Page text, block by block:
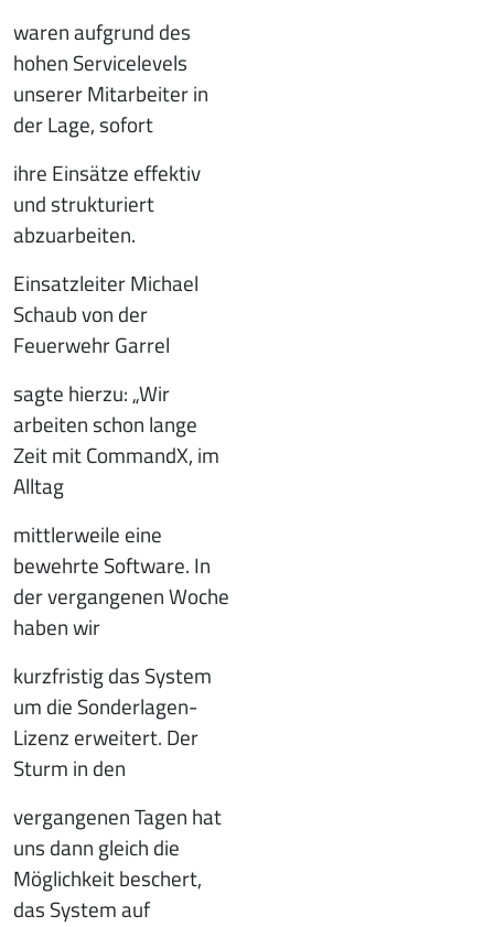
waren aufgrund des
hohen Servicelevels
unserer Mitarbeiter in
der Lage, sofort
ihre Einsätze effektiv
und strukturiert
abzuarbeiten.
Einsatzleiter Michael
Schaub von der
Feuerwehr Garrel
sagte hierzu: „Wir
arbeiten schon lange
Zeit mit CommandX, im
Alltag
mittlerweile eine
bewehrte Software. In
der vergangenen Woche
haben wir
kurzfristig das System
um die Sonderlagen-
Lizenz erweitert. Der
Sturm in den
vergangenen Tagen hat
uns dann gleich die
Möglichkeit beschert,
das System auf